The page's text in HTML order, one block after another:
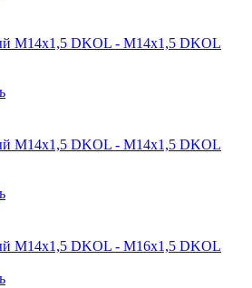
M14x1,5 DKOL - M14x1,5 DKOL
M14x1,5 DKOL - M14x1,5 DKOL
M14x1,5 DKOL - M16x1,5 DKOL